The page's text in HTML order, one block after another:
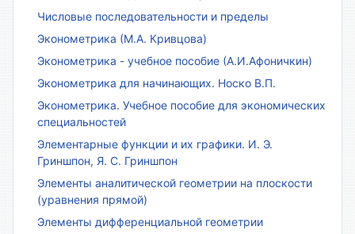
Числовые последовательности и пределы
Эконометрика (М.А. Кривцова)
Эконометрика - учебное пособие (А.И.Афоничкин)
Эконометрика для начинающих. Носко В.П.
Эконометрика. Учебное пособие для экономических
специальностей
Элементарные функции и их графики. И. Э.
Гриншпон, Я. С. Гриншпон
Элементы аналитической геометрии на плоскости
(уравнения прямой)
Элементы дифференциальной геометрии